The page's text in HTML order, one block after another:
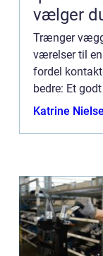
vælger
Trænger
værelser til
fordel
bedre: Et
dig. Hvorfor
Katrine